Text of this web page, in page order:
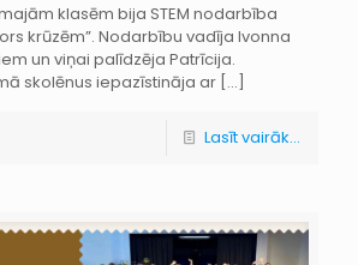
klasēm bija STEM nodarbība
krūzēm”. Nodarbību vadīja Ivonna
un viņai palīdzēja Patrīcija.
skolēnus iepazīstināja ar […]
Lasīt vairāk...